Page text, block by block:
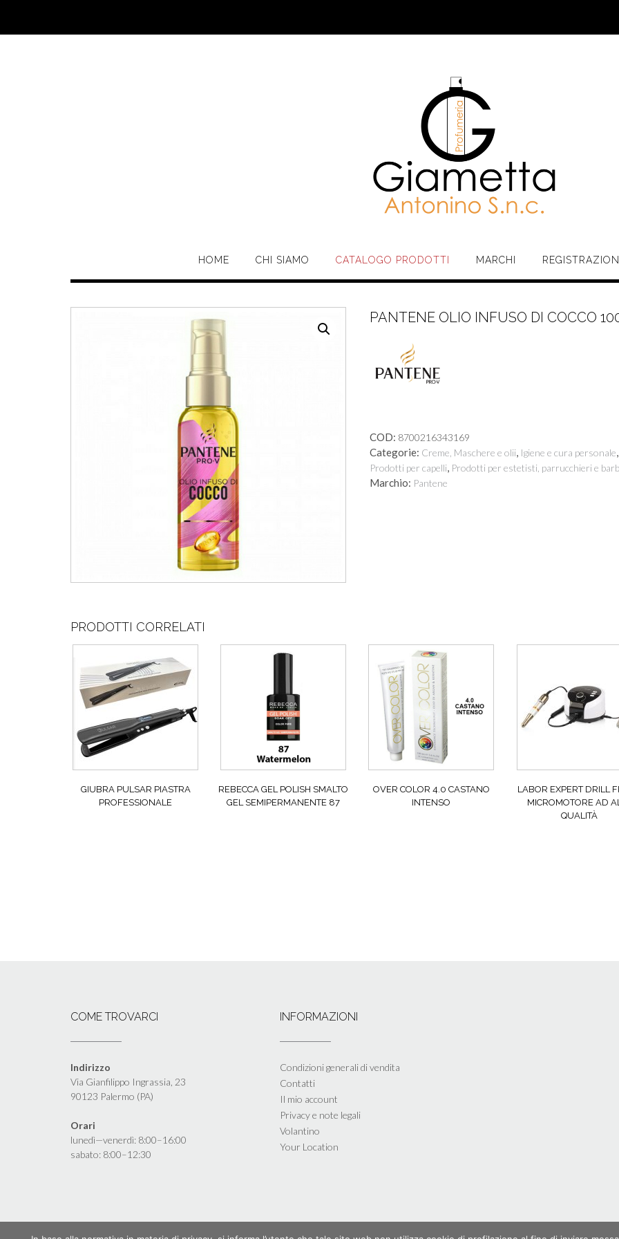
content
HOME CHI SIAMO CATALOGO PRODOTTI MARCHI
PANTENE OLIO INFUSO DI COCCO
COD: 8700216343169
Categorie: Creme, Maschere e olii, Igiene e cura personale,
Prodotti per capelli, Prodotti per estetisti, parrucchieri e
Marchio: Pantene
PRODOTTI CORRELATI
GIUBRA PULSAR PIASTRA
PROFESSIONALE
REBECCA GEL POLISH SMALTO
GEL SEMIPERMANENTE 87
OVER COLOR 4.0 CASTANO
INTENSO
LABOR EXPERT DRILL
MICROMOTORE AD
QUALITÀ
COME TROVARCI
Indirizzo
Via Gianfilippo Ingrassia, 23
90123 Palermo (PA)
Orari
lunedì—venerdì: 8:00–16:00
sabato: 8:00–12:30
INFORMAZIONI
Condizioni generali di vendita
Contatti
Il mio account
Privacy e note legali
Volantino
Your Location